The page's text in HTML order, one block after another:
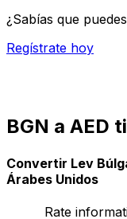
¿Sabías que
Regístrate hoy
BGN a AED
Convertir Lev
Árabes Unidos
Rate